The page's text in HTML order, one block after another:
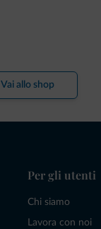
Vai allo shop
Per gli utenti
Chi siamo
Lavora con noi